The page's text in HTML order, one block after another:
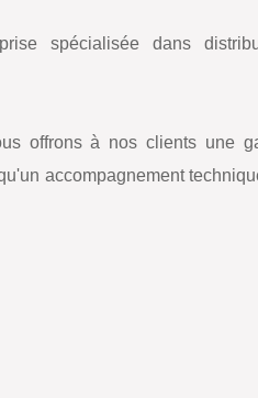
spécialisée dans
offrons à nos clients une
accompagnement